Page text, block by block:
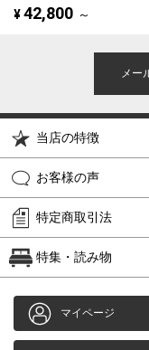
¥42,800 ～
メー
当店の特徴
お客様の声
特定商取引法
特集・読み物
マイページ